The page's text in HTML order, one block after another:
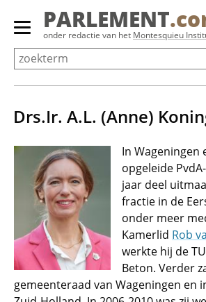
Overslaan
Primair
menu
tonen/verbergen
PARLEMENT
onder redactie van het Montesquieu
Drs.Ir. A.L. (Anne)
In Wageningen
opgeleide
jaar deel
fractie in de
onder meer
Kamerlid Rob
werkte hij de
Beton. Verder
gemeenteraad van Wageningen en